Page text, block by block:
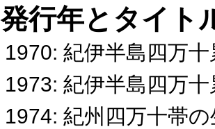
発行年とタイト
1970: 紀伊半島四万
1973: 紀伊半島四万
1974: 紀州四万十帯